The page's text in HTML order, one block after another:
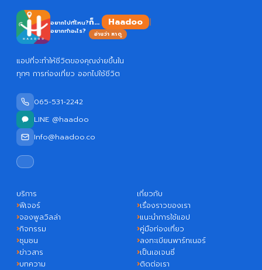
อยากไปที่ไหน?
อยากทำอะไร?
ก็... Haadoo
อ่านว่า หาดู
แอปที่จะทำให้ชีวิตของคุณง่ายขึ้นใน
ทุกๆ การท่องเที่ยว ออกไปใช้ชีวิต
065-531-2242
LINE @haadoo
Info@haadoo.co
บริการ
ฟีเจอร์
จองพูลวิลล่า
กิจกรรม
ชุมชน
ข่าวสาร
บทความ
เกี่ยวกับ
เรื่องราวของเรา
แนะนำการใช้แอป
คู่มือท่องเที่ยว
ลงทะเบียนพาร์ทเนอร์
เป็นเอเจนซี่
ติดต่อเรา